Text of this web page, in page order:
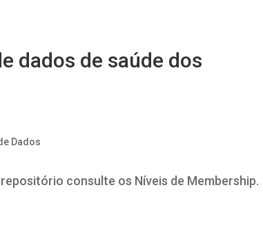
dados de saúde dos
Dados
consulte os Níveis de Membership.